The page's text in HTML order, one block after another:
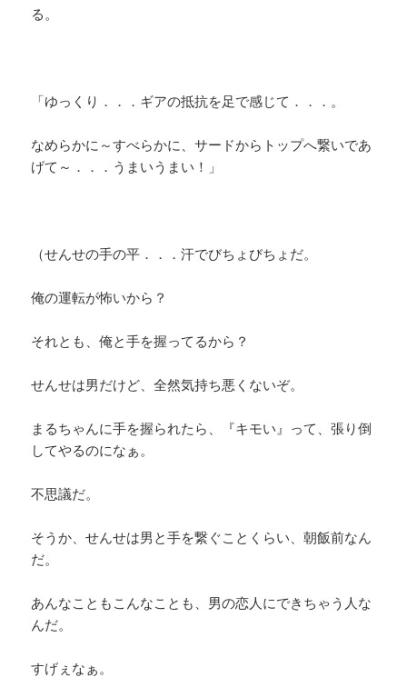
る。
「ゆっくり．．．ギアの抵抗を足で感じて．．．。
なめらかに～すべらかに、サードからトップへ繋いであ
げて～．．．うまいうまい！」
（せんせの手の平．．．汗でびちょびちょだ。
俺の運転が怖いから？
それとも、俺と手を握ってるから？
せんせは男だけど、全然気持ち悪くないぞ。
まるちゃんに手を握られたら、『キモい』って、張り倒
してやるのになぁ。
不思議だ。
そうか、せんせは男と手を繋ぐことくらい、朝飯前なん
だ。
あんなこともこんなことも、男の恋人にできちゃう人な
んだ。
すげぇなぁ。